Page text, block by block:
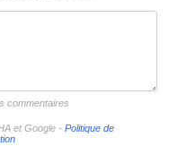
commentaires
et Google - Politique de